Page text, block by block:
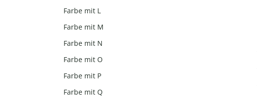
Farbe mit L
Farbe mit M
Farbe mit N
Farbe mit O
Farbe mit P
Farbe mit Q